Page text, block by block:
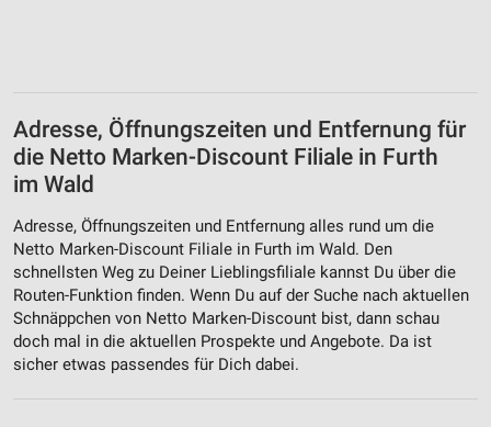
Adresse, Öffnungszeiten und Entfernung für
die Netto Marken-Discount Filiale in Furth
im Wald
Adresse, Öffnungszeiten und Entfernung alles rund um die
Netto Marken-Discount Filiale in Furth im Wald. Den
schnellsten Weg zu Deiner Lieblingsfiliale kannst Du über die
Routen-Funktion finden. Wenn Du auf der Suche nach aktuellen
Schnäppchen von Netto Marken-Discount bist, dann schau
doch mal in die aktuellen Prospekte und Angebote. Da ist
sicher etwas passendes für Dich dabei.